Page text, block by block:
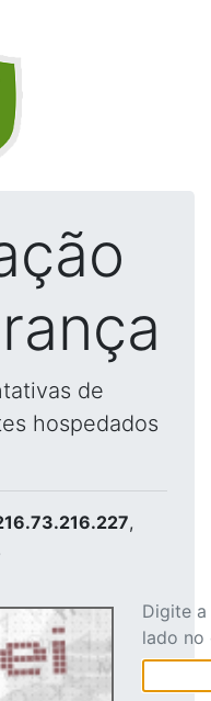
de
hospedados
,
Digite
lado no